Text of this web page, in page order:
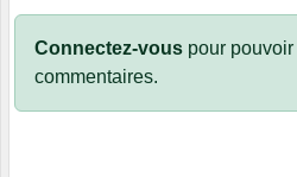
Connectez-vous pour
commentaires.